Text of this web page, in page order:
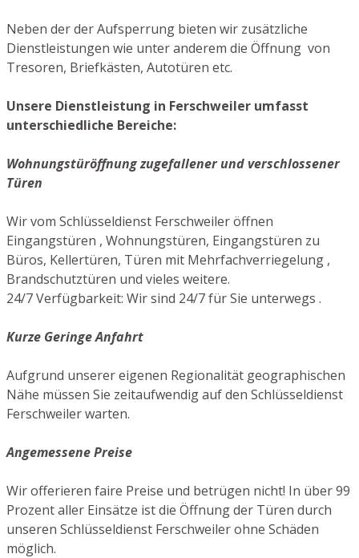
Neben der der Aufsperrung bieten wir zusätzliche
Dienstleistungen wie unter anderem die Öffnung von
Tresoren, Briefkästen, Autotüren etc.
Unsere Dienstleistung in Ferschweiler umfasst
unterschiedliche Bereiche:
Wohnungstüröffnung zugefallener und verschlossener
Türen
Wir vom Schlüsseldienst Ferschweiler öffnen
Eingangstüren , Wohnungstüren, Eingangstüren zu
Büros, Kellertüren, Türen mit Mehrfachverriegelung ,
Brandschutztüren und vieles weitere.
24/7 Verfügbarkeit: Wir sind 24/7 für Sie unterwegs .
Kurze Geringe Anfahrt
Aufgrund unserer eigenen Regionalität geographischen
Nähe müssen Sie zeitaufwendig auf den Schlüsseldienst
Ferschweiler warten.
Angemessene Preise
Wir offerieren faire Preise und betrügen nicht! In über 99
Prozent aller Einsätze ist die Öffnung der Türen durch
unseren Schlüsseldienst Ferschweiler ohne Schäden
möglich.